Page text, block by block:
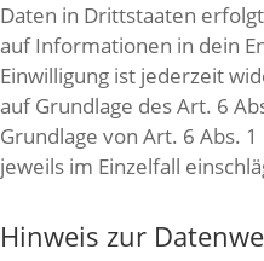
Daten in Drittstaaten
auf Informationen in dein
Einwilligung ist jederzeit
auf Grundlage des Art. 6
Grundlage von Art. 6 Abs.
jeweils im Einzelfall
Hinweis zur